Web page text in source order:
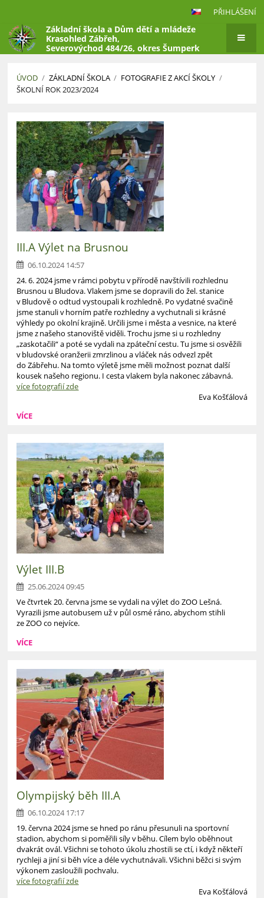
PŘIHLÁŠENÍ
Základní škola a Dům dětí a mládeže
Krasohled Zábřeh,
Severovýchod 484/26, okres Šumperk
ÚVOD / ZÁKLADNÍ ŠKOLA / FOTOGRAFIE Z AKCÍ ŠKOLY /
ŠKOLNÍ ROK 2023/2024
Školní
rok
2023/2024
III.A Výlet na Brusnou
06.10.2024 14:57
24. 6. 2024 jsme v rámci pobytu v přírodě navštívili rozhlednu
Brusnou u Bludova. Vlakem jsme se dopravili do žel. stanice
v Bludově o odtud vystoupali k rozhledně. Po vydatné svačině
jsme stanuli v horním patře rozhledny a vychutnali si krásné
výhledy po okolní krajině. Určili jsme i města a vesnice, na které
jsme z našeho stanoviště viděli. Trochu jsme si u rozhledny
„zaskotačili“ a poté se vydali na zpáteční cestu. Tu jsme si osvěžili
v bludovské oranžerii zmrzlinou a vláček nás odvezl zpět
do Zábřehu. Na tomto výletě jsme měli možnost poznat další
kousek našeho regionu. I cesta vlakem byla nakonec zábavná.
více fotografií zde
Eva Košťálová
VÍCE
Výlet III.B
25.06.2024 09:45
Ve čtvrtek 20. června jsme se vydali na výlet do ZOO Lešná.
Vyrazili jsme autobusem už v půl osmé ráno, abychom stihli
ze ZOO co nejvíce.
VÍCE
Olympijský běh III.A
06.10.2024 17:17
19. června 2024 jsme se hned po ránu přesunuli na sportovní
stadion, abychom si poměřili síly v běhu. Cílem bylo oběhnout
dvakrát ovál. Všichni se tohoto úkolu zhostili se ctí, i když někteří
rychleji a jiní si běh více a déle vychutnávali. Všichni běžci si svým
výkonem zasloužili pochvalu.
více fotografií zde
Eva Košťálová